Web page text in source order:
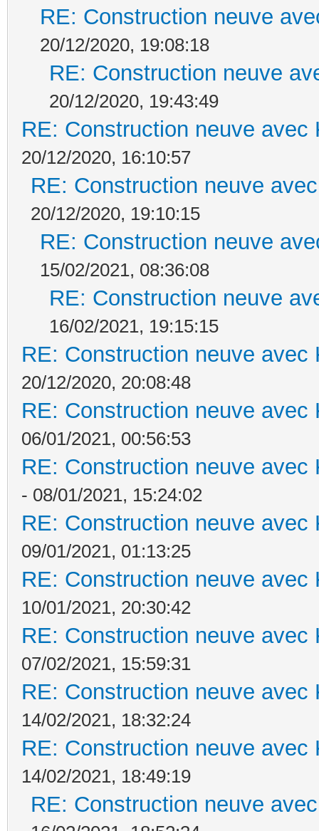
RE: Construction neuve
20/12/2020, 19:08:18
RE: Construction neuve
20/12/2020, 19:43:49
RE: Construction neuve avec
20/12/2020, 16:10:57
RE: Construction neuve
20/12/2020, 19:10:15
RE: Construction neuve
15/02/2021, 08:36:08
RE: Construction neuve
16/02/2021, 19:15:15
RE: Construction neuve avec
20/12/2020, 20:08:48
RE: Construction neuve avec
06/01/2021, 00:56:53
RE: Construction neuve avec
- 08/01/2021, 15:24:02
RE: Construction neuve avec
09/01/2021, 01:13:25
RE: Construction neuve avec
10/01/2021, 20:30:42
RE: Construction neuve avec
07/02/2021, 15:59:31
RE: Construction neuve avec
14/02/2021, 18:32:24
RE: Construction neuve avec
14/02/2021, 18:49:19
RE: Construction neuve